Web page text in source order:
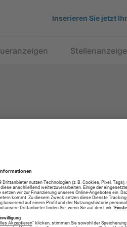
Inserieren Sie jetzt